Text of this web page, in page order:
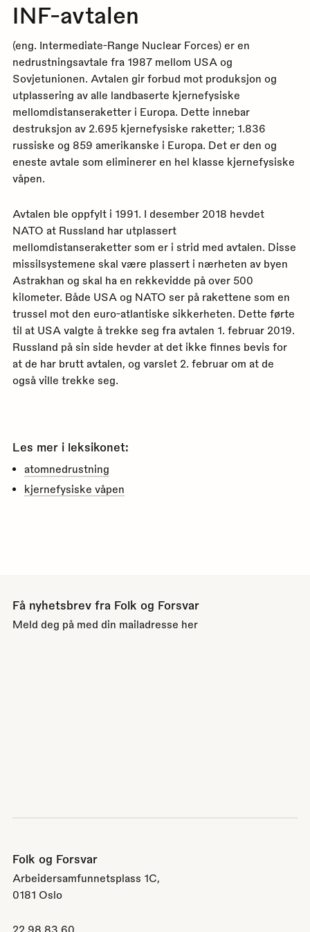
INF-avtalen
(eng. Intermediate-Range Nuclear Forces) er en
nedrustningsavtale fra 1987 mellom USA og
Sovjetunionen. Avtalen gir forbud mot produksjon og
utplassering av alle landbaserte kjernefysiske
mellomdistanseraketter i Europa. Dette innebar
destruksjon av 2.695 kjernefysiske raketter; 1.836
russiske og 859 amerikanske i Europa. Det er den og
eneste avtale som eliminerer en hel klasse kjernefysiske
våpen.
Avtalen ble oppfylt i 1991. I desember 2018 hevdet
NATO at Russland har utplassert
mellomdistanseraketter som er i strid med avtalen. Disse
missilsystemene skal være plassert i nærheten av byen
Astrakhan og skal ha en rekkevidde på over 500
kilometer. Både USA og NATO ser på rakettene som en
trussel mot den euro-atlantiske sikkerheten. Dette førte
til at USA valgte å trekke seg fra avtalen 1. februar 2019.
Russland på sin side hevder at det ikke finnes bevis for
at de har brutt avtalen, og varslet 2. februar om at de
også ville trekke seg.
Les mer i leksikonet:
atomnedrustning
kjernefysiske våpen
Få nyhetsbrev fra Folk og Forsvar
Meld deg på med din mailadresse her
Folk og Forsvar
Arbeidersamfunnetsplass 1C,
0181 Oslo
22 98 83 60